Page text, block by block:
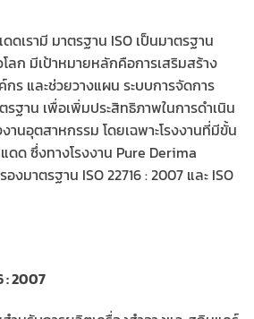
เรามี มาตรฐาน ISO เป็นมาตรฐาน
ลก มีเป้าหมายหลักคือการเสริมสร้าง
ร และช่วยวางแผน ระบบการจัดการ
ฐาน เพื่อเพิ่มประสิทธิภาพในการดำเนิน
านอุตสาหกรรม โดยเฉพาะโรงงานที่มีขั้น
ด ซึ่งทางโรงงาน Pure Derima
งมาตรฐาน ISO 22716 : 2007 และ ISO
: 2007